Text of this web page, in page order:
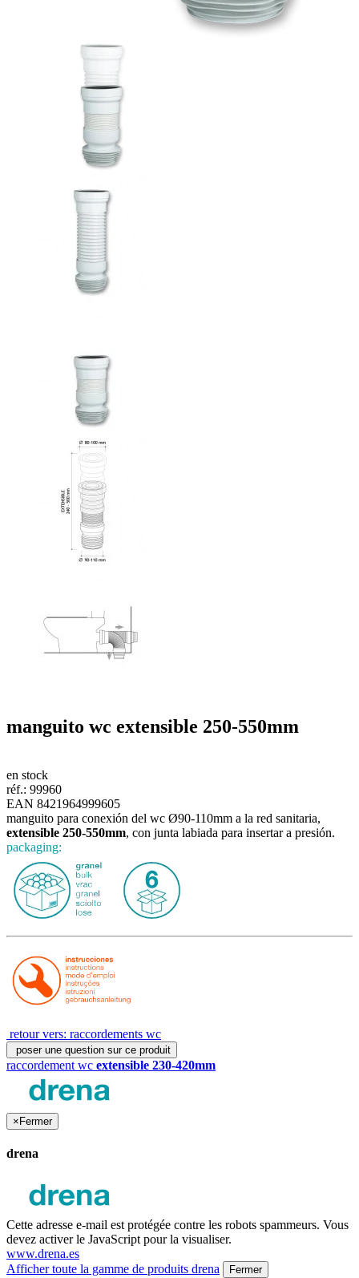
manguito wc extensible 250-550mm
en stock
réf.: 99960
EAN 8421964999605
manguito para conexión del wc Ø90-110mm a la red sanitaria,
extensible 250-550mm, con junta labiada para insertar a presión.
packaging:
retour vers: raccordements wc
poser une question sur ce produit
raccordement wc extensible 230-420mm
× Fermer
drena
Cette adresse e-mail est protégée contre les robots spammeurs. Vous
devez activer le JavaScript pour la visualiser.
www.drena.es
Afficher toute la gamme de produits drena
Fermer